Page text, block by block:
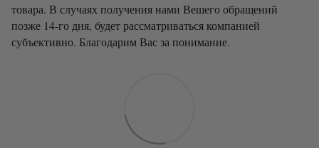
товара. В случаях получения нами Вешего обращений
позже 14-го дня, будет рассматриваться компанией
субъективно. Благодарим Вас за понимание.